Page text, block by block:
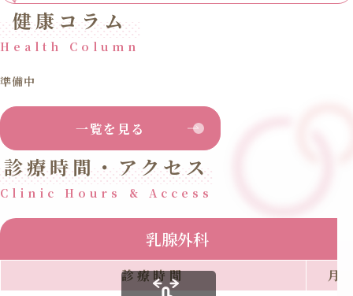
健康コラム
Health Column
準備中
一覧を見る
診療時間・アクセス
Clinic Hours & Access
乳腺外科
診療時間
月